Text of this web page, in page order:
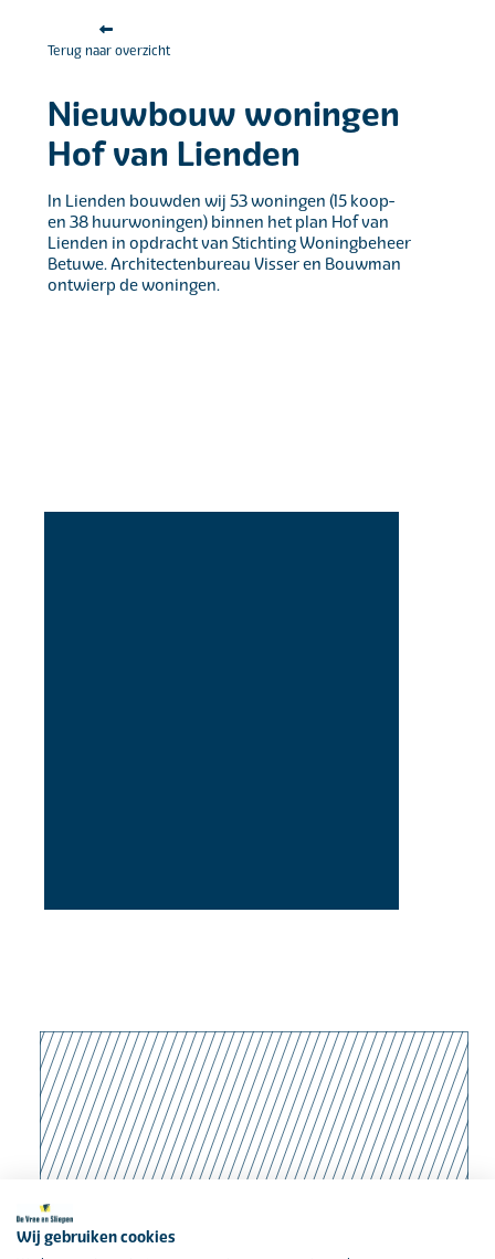
Terug naar overzicht
Nieuwbouw woningen
Hof van Lienden
In Lienden bouwden wij 53 woningen (15 koop-
en 38 huurwoningen) binnen het plan Hof van
Lienden in opdracht van Stichting Woningbeheer
Betuwe. Architectenbureau Visser en Bouwman
ontwierp de woningen.
“Het is ons doel om
Wij gebruiken cookies